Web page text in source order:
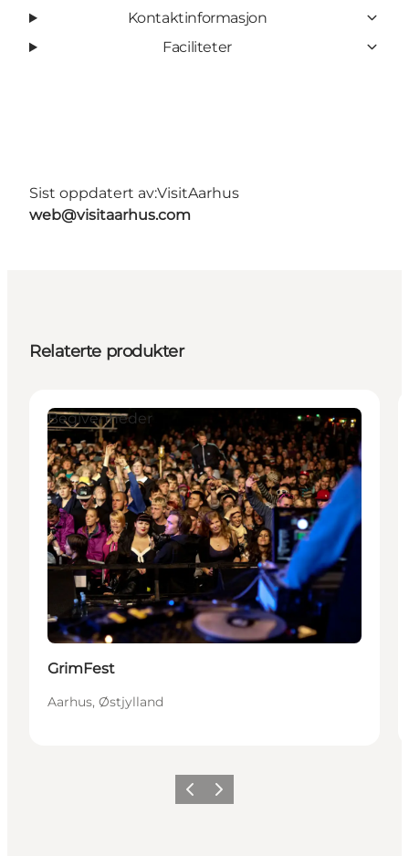
Kontaktinformasjon
Faciliteter
Sist oppdatert av:VisitAarhus
web@visitaarhus.com
Relaterte produkter
Begivenheder
GrimFest
Aarhus, Østjylland
ForrigeNeste